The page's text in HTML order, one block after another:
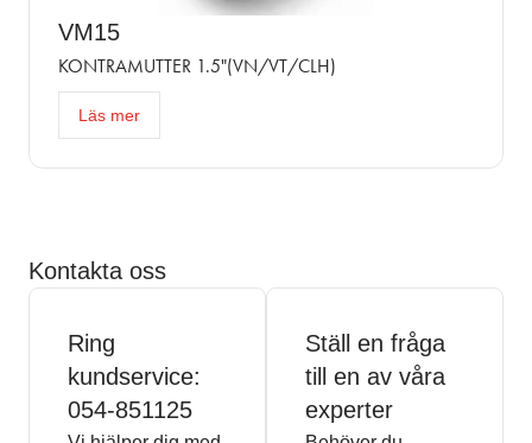
VM15
KONTRAMUTTER 1.5"(VN/VT/CLH)
Läs mer
Kontakta oss
Ring
kundservice:
054-851125
Ställ en fråga
till en av våra
experter